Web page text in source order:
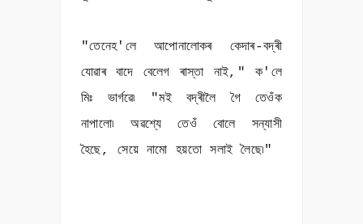
"তেনেহ'লে আপোনালোকৰ কেদাৰ-বদ্ৰী
যোৱাৰ বাদে বেলেগ ৰাস্তা নাই," ক'লে
মিঃ ভাৰ্গৱে৷ "মই বদ্ৰীলৈ গৈ তেওঁক
নাপালো৷ অৱশ্যে তেওঁ বোলে সন্যাসী
হৈছে, সেয়ে নামো হয়তো সলাই লৈছে৷"